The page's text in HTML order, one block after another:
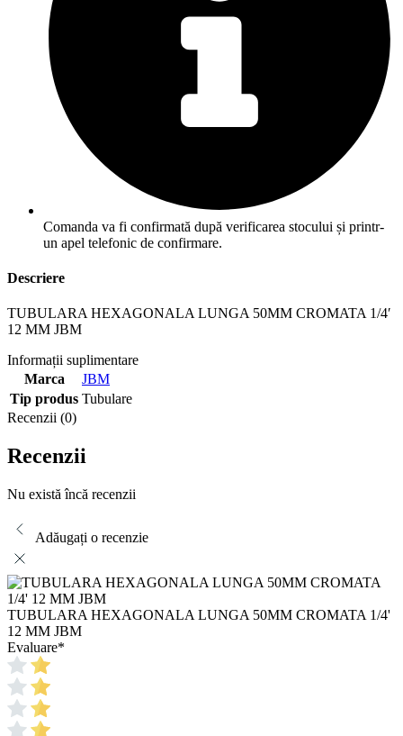
Comanda va fi confirmată după verificarea stocului și printr-
un apel telefonic de confirmare.
Descriere
TUBULARA HEXAGONALA LUNGA 50MM CROMATA 1/4′
12 MM JBM
Informații suplimentare
Marca
JBM
Tip produs Tubulare
Recenzii (0)
Recenzii
Nu există încă recenzii
Adăugați o recenzie
TUBULARA HEXAGONALA LUNGA 50MM CROMATA 1/4'
12 MM JBM
Evaluare*